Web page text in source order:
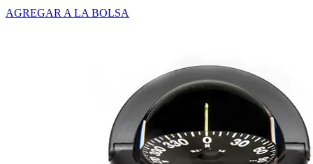
AGREGAR A LA BOLSA